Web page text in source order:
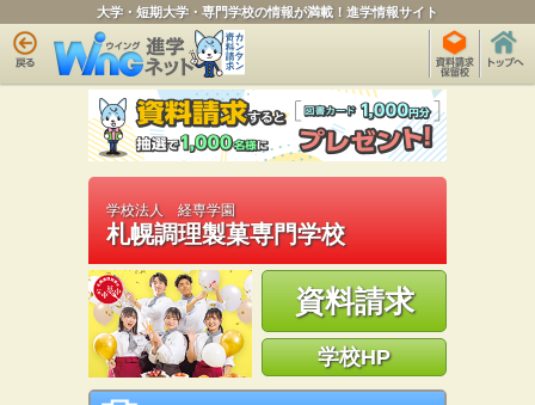
大学・短期大学・専門学校の情報が満載！進学情報サイト
学校法人 経専学園
札幌調理製菓専門学校
資料請求
学校HP